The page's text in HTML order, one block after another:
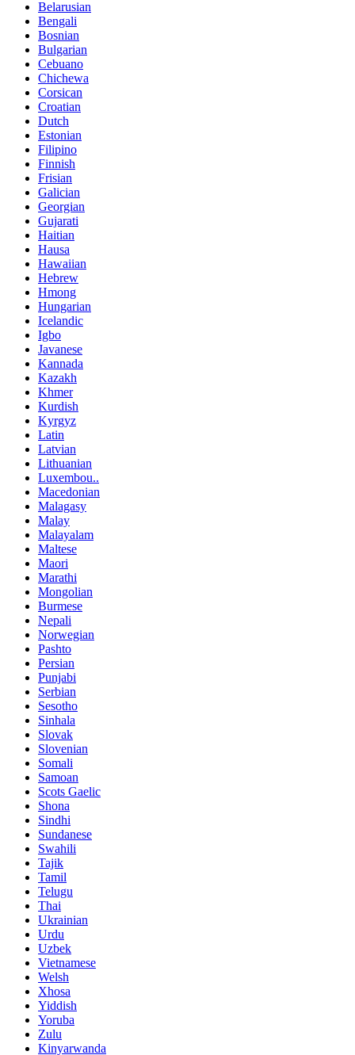
Belarusian
Bengali
Bosnian
Bulgarian
Cebuano
Chichewa
Corsican
Croatian
Dutch
Estonian
Filipino
Finnish
Frisian
Galician
Georgian
Gujarati
Haitian
Hausa
Hawaiian
Hebrew
Hmong
Hungarian
Icelandic
Igbo
Javanese
Kannada
Kazakh
Khmer
Kurdish
Kyrgyz
Latin
Latvian
Lithuanian
Luxembou..
Macedonian
Malagasy
Malay
Malayalam
Maltese
Maori
Marathi
Mongolian
Burmese
Nepali
Norwegian
Pashto
Persian
Punjabi
Serbian
Sesotho
Sinhala
Slovak
Slovenian
Somali
Samoan
Scots Gaelic
Shona
Sindhi
Sundanese
Swahili
Tajik
Tamil
Telugu
Thai
Ukrainian
Urdu
Uzbek
Vietnamese
Welsh
Xhosa
Yiddish
Yoruba
Zulu
Kinyarwanda